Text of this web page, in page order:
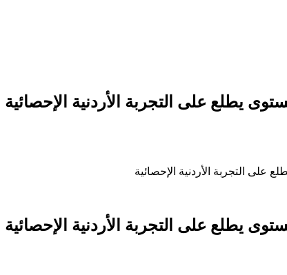
يطلع على التجربة الأردنية الإحصائية
التجربة الأردنية الإحصائية
يطلع على التجربة الأردنية الإحصائية